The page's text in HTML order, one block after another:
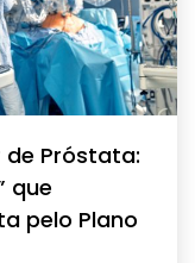
de Próstata:
que
pelo Plano